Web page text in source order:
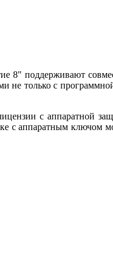
8" поддерживают
не только с
с аппаратной
с аппаратным ключом